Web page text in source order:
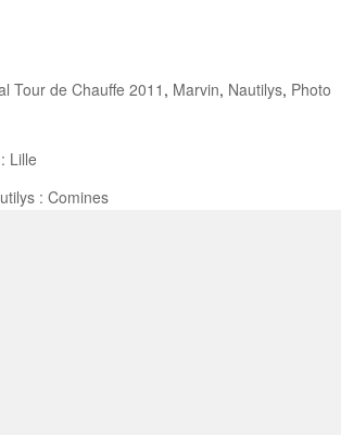
Tour de Chauffe 2011 , Marvin, Nautilys, Photo
Lille
: Comines